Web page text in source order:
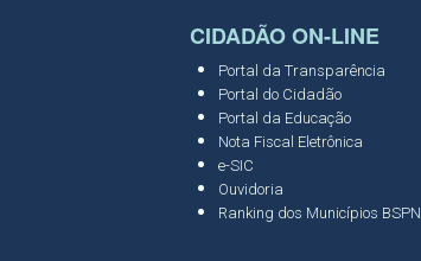
CIDADÃO ON-LINE
Portal da Transparência
Portal do Cidadão
Portal da Educação
Nota Fiscal Eletrônica
e-SIC
Ouvidoria
Ranking dos Municípios BSPN